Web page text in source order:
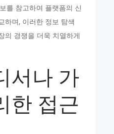
를 참고하여 플랫폼의 신
하며, 이러한 정보 탐색
의 경쟁을 더욱 치열하게
서나 가
한 접근